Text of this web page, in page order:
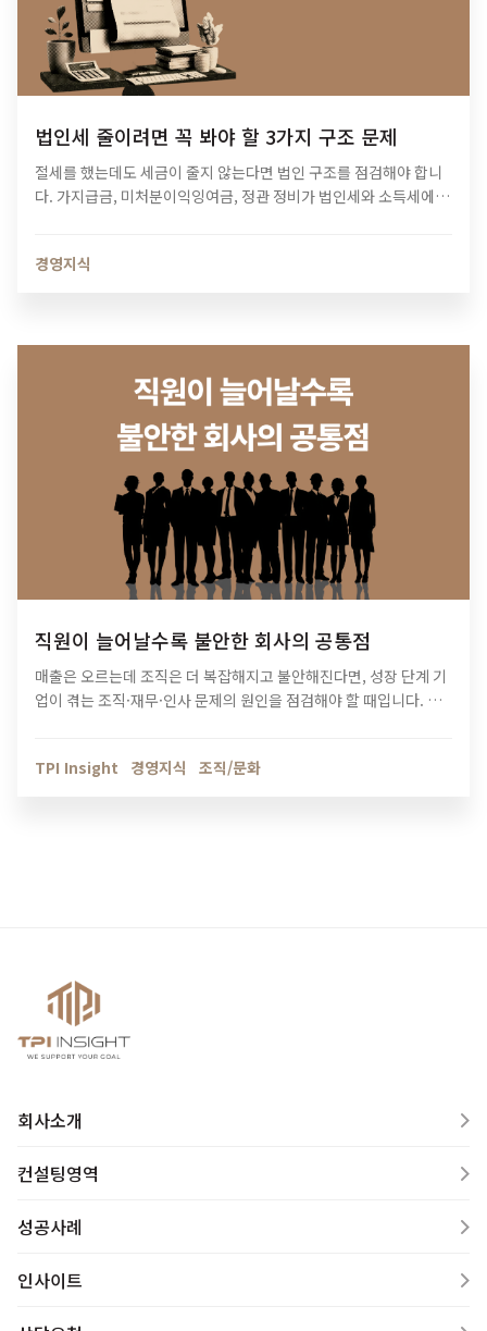
법인세 줄이려면 꼭 봐야 할 3가지 구조 문제
절세를 했는데도 세금이 줄지 않는다면 법인 구조를 점검해야 합니
다. 가지급금, 미처분이익잉여금, 정관 정비가 법인세와 소득세에 미
경영지식
직원이 늘어날수록 불안한 회사의 공통점
매출은 오르는데 조직은 더 복잡해지고 불안해진다면, 성장 단계 기
업이 겪는 조직·재무·인사 문제의 원인을 점검해야 할 때입니다. 티
TPI Insight
경영지식 조직/문화
회사소개
컨설팅영역
성공사례
인사이트